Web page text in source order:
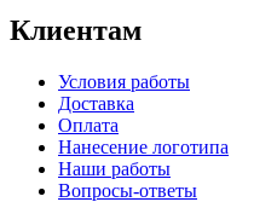
Клиентам
Условия работы
Доставка
Оплата
Нанесение логотипа
Наши работы
Вопросы-ответы